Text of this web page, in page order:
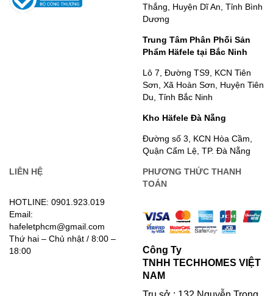
Thắng, Huyện Dĩ An, Tỉnh Bình
Dương
Trung Tâm Phân Phối Sản
Phẩm Häfele tại Bắc Ninh
Lô 7, Đường TS9, KCN Tiên
Sơn, Xã Hoàn Sơn, Huyện Tiên
Du, Tỉnh Bắc Ninh
Kho Häfele Đà Nẵng
Đường số 3, KCN Hòa Cầm,
Quận Cẩm Lệ, TP. Đà Nẵng
LIÊN HỆ
HOTLINE: 0901.923.019
Email:
hafeletphcm@gmail.com
Thứ hai – Chủ nhật / 8:00 –
18:00
PHƯƠNG THỨC THANH
TOÁN
Công Ty
TNHH TECHHOMES VIỆT
NAM